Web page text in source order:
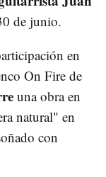
de junio.
en
On Fire de
una obra en
natural" en
con